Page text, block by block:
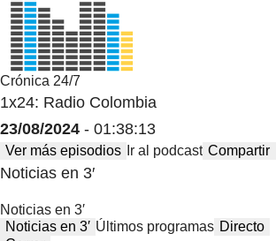
Crónica 24/7
1x24: Radio Colombia
23/08/2024 - 01:38:13
Ver más episodios Ir al podcast Compartir
Noticias en 3′
Noticias en 3′
Noticias en 3′ Últimos programas Directo